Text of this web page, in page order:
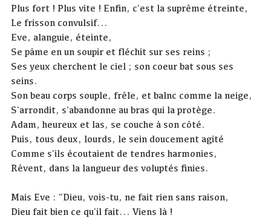
Plus fort ! Plus vite ! Enfin, c'est la suprême étreinte,
Le frisson convulsif...
Eve, alanguie, éteinte,
Se pâme en un soupir et fléchit sur ses reins ;
Ses yeux cherchent le ciel ; son coeur bat sous ses
seins.
Son beau corps souple, frêle, et balnc comme la neige,
S'arrondit, s'abandonne au bras qui la protège.
Adam, heureux et las, se couche à son côté.
Puis, tous deux, lourds, le sein doucement agité
Comme s'ils écoutaient de tendres harmonies,
Rêvent, dans la langueur des voluptés finies.
Mais Eve : "Dieu, vois-tu, ne fait rien sans raison,
Dieu fait bien ce qu'il fait... Viens là !